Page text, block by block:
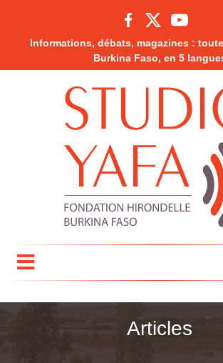
Informations, débats, magazines :
Burkina Faso, en 5
Articles